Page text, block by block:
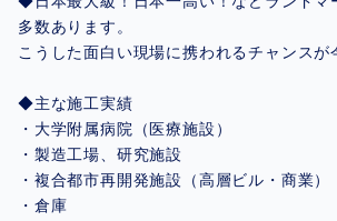
多数あります。
こうした面白い現場に携われるチャンスが
◆主な施工実績
・大学附属病院（医療施設）
・製造工場、研究施設
・複合都市再開発施設（高層ビル・商業）
・倉庫